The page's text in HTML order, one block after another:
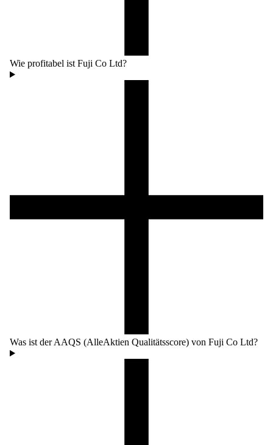
Wie profitabel ist Fuji Co Ltd?
Was ist der AAQS (AlleAktien Qualitätsscore) von Fuji Co Ltd?